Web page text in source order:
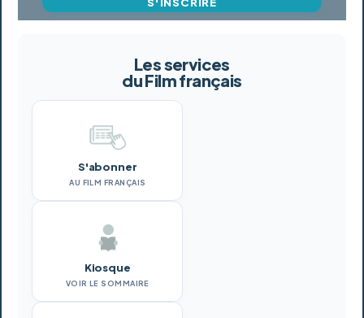
Les services
du Film français
S'abonner
AU FILM FRANÇAIS
Kiosque
VOIR LE SOMMAIRE